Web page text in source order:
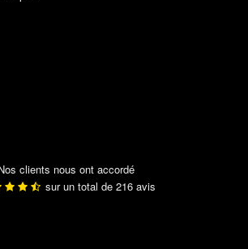
clients nous ont accordé
sur un total de 216avis